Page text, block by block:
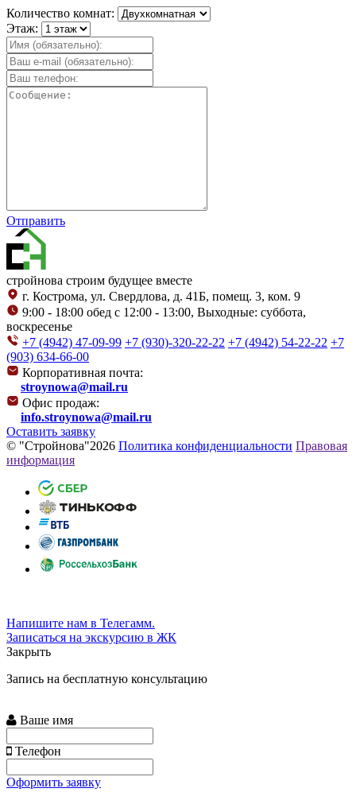
Количество комнат:
Этаж:
Отправить
стройнова строим будущее вместе
г. Кострома, ул. Свердлова, д. 41Б, помещ. 3, ком. 9
9:00 - 18:00 обед с 12:00 - 13:00, Выходные: суббота,
воскресенье
+7 (4942) 47-09-99 +7 (930)-320-22-22 +7 (4942) 54-22-22 +7
(903) 634-66-00
Корпоративная почта:
stroynowa@mail.ru
Офис продаж:
info.stroynowa@mail.ru
Оставить заявку
© "Стройнова"2026 Политика конфиденциальности Правовая
информация
Напишите нам в Телегамм.
Записаться на экскурсию в ЖК
Закрыть
Запись на бесплатную консультацию
Ваше имя
Телефон
Оформить заявку